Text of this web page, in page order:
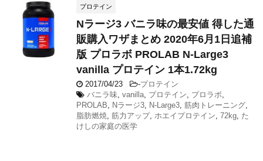
プロテイン
Nラージ3 バニラ味の最安値 得した通
販購入ワザまとめ 2020年6月1日追補
版 プロラボ PROLAB N-Large3
vanilla プロテイン 1本1.72kg
2017/04/23 -プロテイン
バニラ味, vanilla, プロテイン, プロラボ,
PROLAB, Nラージ3, N-Large3, 筋肉トレーニング,
脂肪燃焼, 筋力アップ, ホエイプロテイン, 72kg, た
けしの家庭の医学